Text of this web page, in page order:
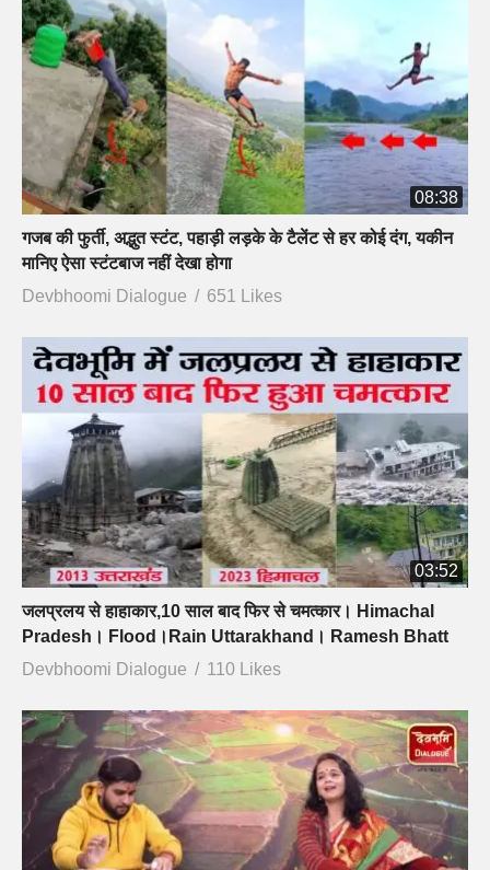
08:38
गजब की फुर्ती, अद्भुत स्टंट, पहाड़ी लड़के के टैलेंट से हर कोई दंग, यकीन
मानिए ऐसा स्टंटबाज नहीं देखा होगा
Devbhoomi Dialogue
651 Likes
03:52
जलप्रलय से हाहाकार,10 साल बाद फिर से चमत्कार। Himachal
Pradesh। Flood।Rain Uttarakhand। Ramesh Bhatt
Devbhoomi Dialogue
110 Likes